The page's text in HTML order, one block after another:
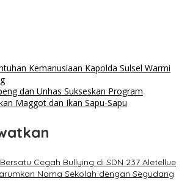
Kemanusiaan Kapolda Sulsel Warmi
dan Unhas Sukseskan Program
Maggot dan Ikan Sapu-Sapu
Cegah Bullying di SDN 237 Aletellue
Nama Sekolah dengan Segudang